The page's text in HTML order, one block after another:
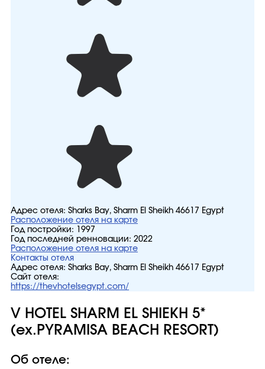
Адрес отеля: Sharks Bay, Sharm El Sheikh 46617 Egypt
Расположение отеля на карте
Год постройки:
1997
Год последней ренновации: 2022
Расположение отеля на карте
Контакты отеля
Адрес отеля: Sharks Bay, Sharm El Sheikh 46617 Egypt
Сайт отеля:
https://thevhotelsegypt.com/
V HOTEL SHARM EL SHIEKH 5*
(ex.PYRAMISA BEACH RESORT)
Об отеле: